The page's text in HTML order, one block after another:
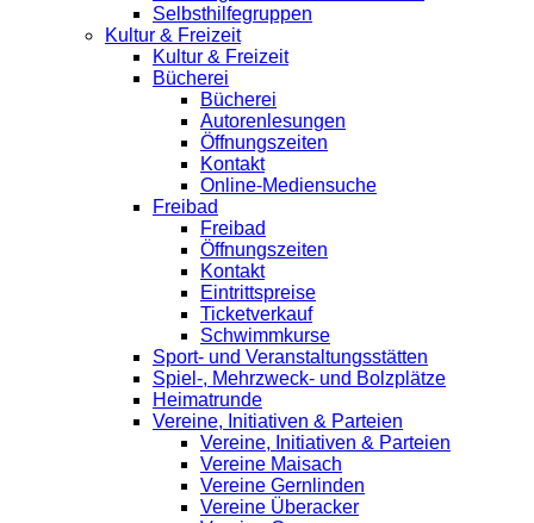
Selbsthilfegruppen
Kultur & Freizeit
Kultur & Freizeit
Bücherei
Bücherei
Autorenlesungen
Öffnungszeiten
Kontakt
Online-Mediensuche
Freibad
Freibad
Öffnungszeiten
Kontakt
Eintrittspreise
Ticketverkauf
Schwimmkurse
Sport- und Veranstaltungsstätten
Spiel-, Mehrzweck- und Bolzplätze
Heimatrunde
Vereine, Initiativen & Parteien
Vereine, Initiativen & Parteien
Vereine Maisach
Vereine Gernlinden
Vereine Überacker